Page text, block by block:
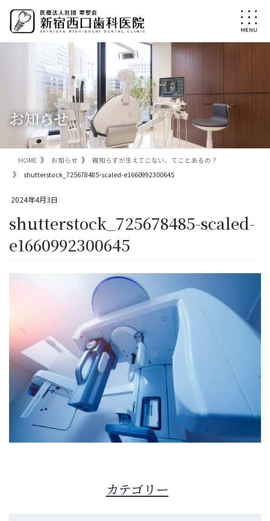
ン
ー
お知らせ
HOME お知らせ
親知らずが生えてこない、てことあるの？
shutterstock_725678485-scaled-e1660992300645
2024年4月3日
shutterstock_725678485-scaled-
e1660992300645
カテゴリー